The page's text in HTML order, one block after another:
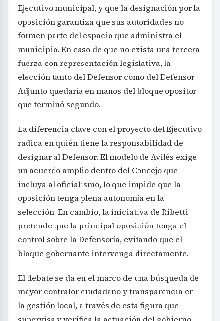
Ejecutivo municipal, y que la designación por la
oposición garantiza que sus autoridades no
formen parte del espacio que administra el
municipio. En caso de que no exista una tercera
fuerza con representación legislativa, la
elección tanto del Defensor como del Defensor
Adjunto quedaría en manos del bloque opositor
que terminó segundo.
La diferencia clave con el proyecto del Ejecutivo
radica en quién tiene la responsabilidad de
designar al Defensor. El modelo de Avilés exige
un acuerdo amplio dentro del Concejo que
incluya al oficialismo, lo que impide que la
oposición tenga plena autonomía en la
selección. En cambio, la iniciativa de Ribetti
pretende que la principal oposición tenga el
control sobre la Defensoría, evitando que el
bloque gobernante intervenga directamente.
El debate se da en el marco de una búsqueda de
mayor contralor ciudadano y transparencia en
la gestión local, a través de esta figura que